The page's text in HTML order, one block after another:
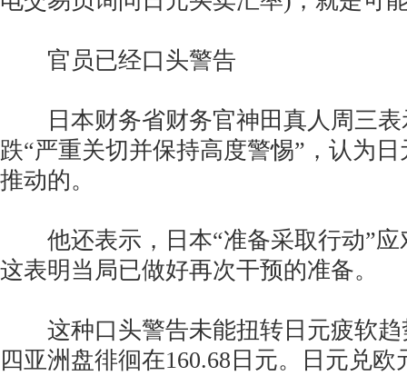
官员已经口头警告
日本财务省财务官神田真人周三表
跌“严重关切并保持高度警惕”，认为
推动的。
他还表示，日本“准备采取行动”应
这表明当局已做好再次干预的准备。
这种口头警告未能扭转日元疲软趋
四亚洲盘徘徊在160.68日元。日元兑